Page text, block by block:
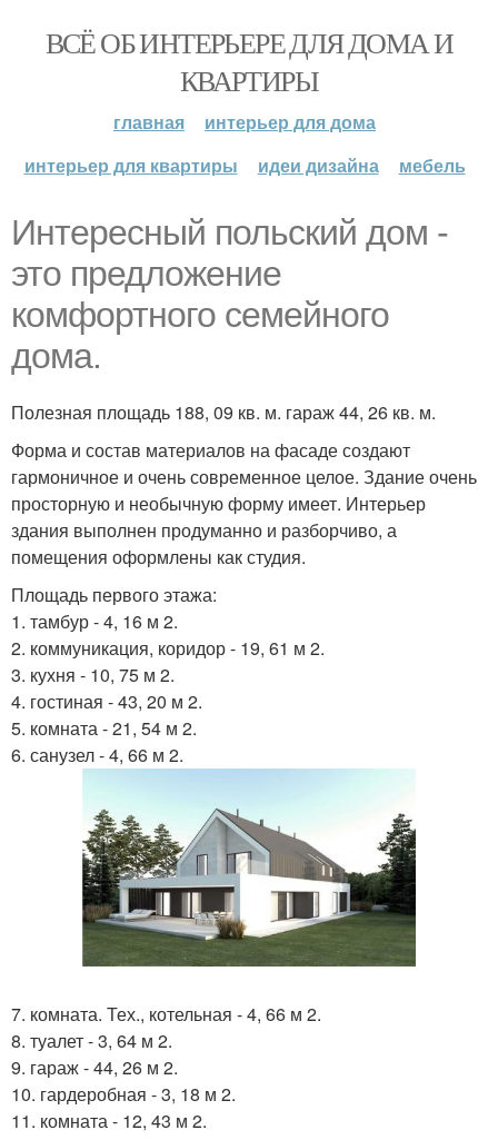
ВСЁ ОБ ИНТЕРЬЕРЕ ДЛЯ ДОМА И
КВАРТИРЫ
главная
интерьер для дома
интерьер для квартиры
идеи дизайна мебель
Интересный польский дом -
это предложение
комфортного семейного
дома.
Полезная площадь 188, 09 кв. м. гараж 44, 26 кв. м.
Форма и состав материалов на фасаде создают
гармоничное и очень современное целое. Здание очень
просторную и необычную форму имеет. Интерьер
здания выполнен продуманно и разборчиво, а
помещения оформлены как студия.
Площадь первого этажа:
1. тамбур - 4, 16 м 2.
2. коммуникация, коридор - 19, 61 м 2.
3. кухня - 10, 75 м 2.
4. гостиная - 43, 20 м 2.
5. комната - 21, 54 м 2.
6. санузел - 4, 66 м 2.
7. комната. Тех., котельная - 4, 66 м 2.
8. туалет - 3, 64 м 2.
9. гараж - 44, 26 м 2.
10. гардеробная - 3, 18 м 2.
11. комната - 12, 43 м 2.